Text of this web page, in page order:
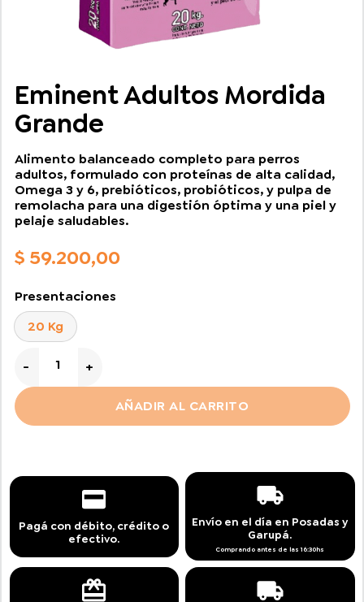
Eminent Adultos Mordida
Grande
Alimento balanceado completo para perros
adultos, formulado con proteínas de alta calidad,
Omega 3 y 6, prebióticos, probióticos, y pulpa de
remolacha para una digestión óptima y una piel y
pelaje saludables.
$ 59.200,00
Presentaciones
20 Kg
AÑADIR AL CARRITO
Pagá con débito, crédito o
efectivo.
Envío en el día en Posadas y
Garupá.
Comprando antes de las 16:30hs